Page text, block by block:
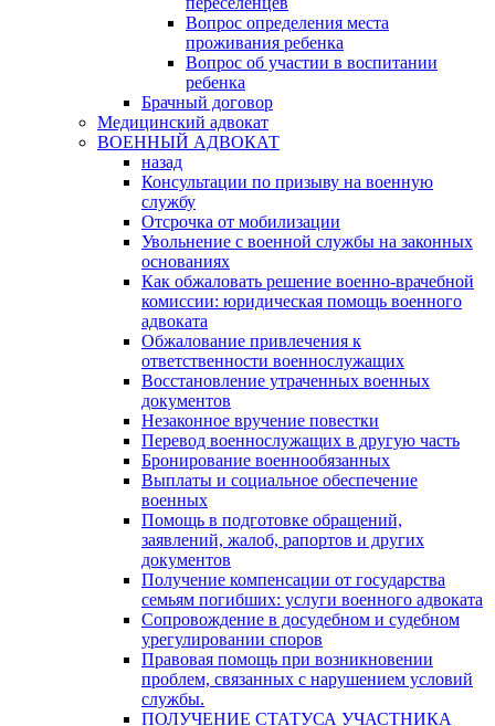
Вопрос определения места
проживания ребенка
Вопрос об участии в воспитании
ребенка
Брачный договор
Медицинский адвокат
ВОЕННЫЙ АДВОКАТ
назад
Консультации по призыву на военную
службу
Отсрочка от мобилизации
Увольнение с военной службы на законных
основаниях
Как обжаловать решение военно-врачебной
комиссии: юридическая помощь военного
адвоката
Обжалование привлечения к
ответственности военнослужащих
Восстановление утраченных военных
документов
Незаконное вручение повестки
Перевод военнослужащих в другую часть
Бронирование военнообязанных
Выплаты и социальное обеспечение
военных
Помощь в подготовке обращений,
заявлений, жалоб, рапортов и других
документов
Получение компенсации от государства
семьям погибших: услуги военного адвоката
Сопровождение в досудебном и судебном
урегулировании споров
Правовая помощь при возникновении
проблем, связанных с нарушением условий
службы.
ПОЛУЧЕНИЕ СТАТУСА УЧАСТНИКА